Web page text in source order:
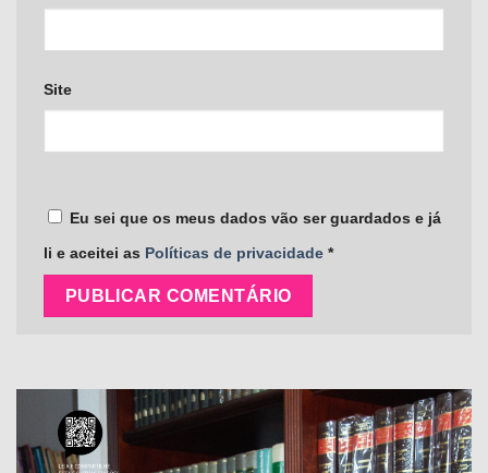
Site
Eu sei que os meus dados vão ser guardados e já
li e aceitei as Políticas de privacidade *